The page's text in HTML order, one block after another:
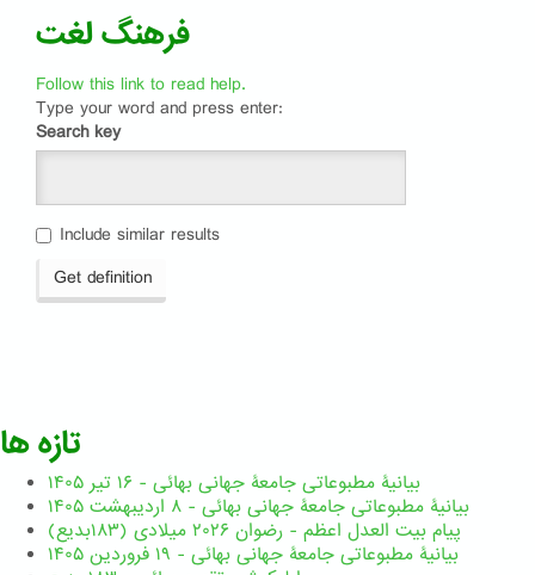
فرهنگ لغت
Follow this link to read help.
Type your word and press enter:
Search key
Include similar results
Get definition
تازه ها
بیانیۀ مطبوعاتی جامعۀ جهانی بهائی - ۱۶ تیر ۱۴۰۵
بیانیۀ مطبوعاتی جامعۀ جهانی بهائی - ۸ اردیبهشت ۱۴۰۵
پیام بیت العدل اعظم - رضوان ۲۰۲۶ میلادی (۱۸۳بدیع)
بیانیۀ مطبوعاتی جامعۀ جهانی بهائی - ۱۹ فروردین ۱۴۰۵